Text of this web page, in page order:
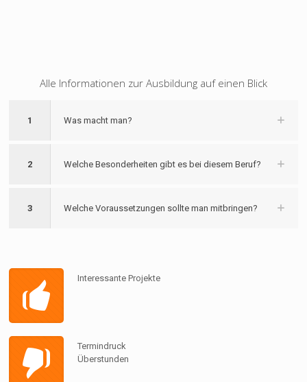
Alle Informationen zur Ausbildung auf einen Blick
1 Was macht man?
2 Welche Besonderheiten gibt es bei diesem Beruf?
3 Welche Voraussetzungen sollte man mitbringen?
Interessante Projekte
Termindruck
Überstunden